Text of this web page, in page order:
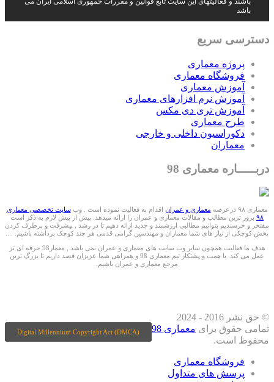
باشد
دسترسی سریع
پروژه معماری
فروشگاه معماری
آموزش معماری
آموزش نرم افزارهای معماری
آموزش تری دی مکس
طرح معماری
دکوراسیون داخلی و خارجی
معماران
دربـــــاره معماری 98
معماری ۹۸ درعرصه معماری و عمران اقدام به فعالیت نموده است . وبسایت تخصصی معماری
۹۸ بروز ترین مطالب و مقالات معماری و عمران را ارائه میدهد. پیش از پیش لازم به ذکر است
مفتخر و خرسندیم بتوانیم مطالبی ارزشمند و جدید ارائه دهیم تا در رشد , پیشرفت و برطرف کردن
بخش کوچکی از نیاز های شما معماران و مهندسین گرامی قدمی هر چند کوچک برداشته باشیم. ....
هدف ما فعالیت همچون سایر وب سایت های معماری و عمران نمی باشد , معمار98 حرفه ای تر
عمل می کند. با همت و پشتکار تیم معماری 98 و همراهی شما عزیزان قصد داریم تا بزرگ ترین
مرجع معماری و عمران باشیم.
Digital Millennium Copyright Act (DMCA)
© حق نشر 2016 - 2024
تمامی حقوق برای معماری 98
محفوظ است.
فروشگاه معماری
پرسش های متداول